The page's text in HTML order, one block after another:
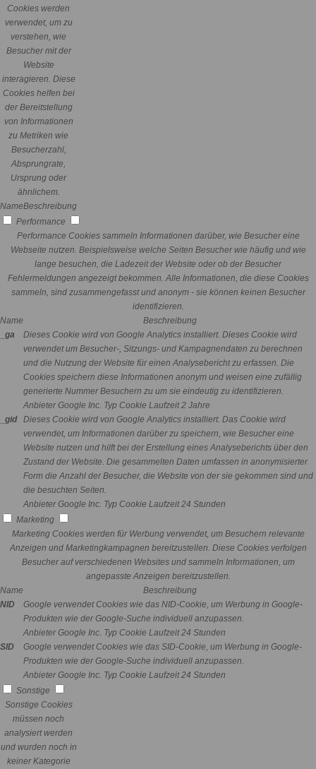
Cookies werden
verwendet, um zu
verstehen, wie
Besucher mit der
Website
interagieren. Diese
Cookies helfen bei
der Bereitstellung
von Informationen
zu Metriken wie
Besucherzahl,
Absprungrate,
Ursprung oder
ähnlichem.
NameBeschreibung
Performance
Performance Cookies sammeln Informationen darüber, wie Besucher eine
Webseite nutzen. Beispielsweise welche Seiten Besucher wie häufig und wie
lange besuchen, die Ladezeit der Website oder ob der Besucher
Fehlermeldungen angezeigt bekommen. Alle Informationen, die diese Cookies
sammeln, sind zusammengefasst und anonym - sie können keinen Besucher
identifizieren.
Name
Beschreibung
_ga
Dieses Cookie wird von Google Analytics installiert. Dieses Cookie wird
verwendet um Besucher-, Sitzungs- und Kampagnendaten zu berechnen
und die Nutzung der Website für einen Analysebericht zu erfassen. Die
Cookies speichern diese Informationen anonym und weisen eine zufällig
generierte Nummer Besuchern zu um sie eindeutig zu identifizieren.
Anbieter Google Inc. Typ Cookie Laufzeit 2 Jahre
_gid
Dieses Cookie wird von Google Analytics installiert. Das Cookie wird
verwendet, um Informationen darüber zu speichern, wie Besucher eine
Website nutzen und hilft bei der Erstellung eines Analyseberichts über den
Zustand der Website. Die gesammelten Daten umfassen in anonymisierter
Form die Anzahl der Besucher, die Website von der sie gekommen sind und
die besuchten Seiten.
Anbieter Google Inc. Typ Cookie Laufzeit 24 Stunden
Marketing
Marketing Cookies werden für Werbung verwendet, um Besuchern relevante
Anzeigen und Marketingkampagnen bereitzustellen. Diese Cookies verfolgen
Besucher auf verschiedenen Websites und sammeln Informationen, um
angepasste Anzeigen bereitzustellen.
Name
Beschreibung
NID
Google verwendet Cookies wie das NID-Cookie, um Werbung in Google-
Produkten wie der Google-Suche individuell anzupassen.
Anbieter Google Inc. Typ Cookie Laufzeit 24 Stunden
SID
Google verwendet Cookies wie das SID-Cookie, um Werbung in Google-
Produkten wie der Google-Suche individuell anzupassen.
Anbieter Google Inc. Typ Cookie Laufzeit 24 Stunden
Sonstige
Sonstige Cookies
müssen noch
analysiert werden
und wurden noch in
keiner Kategorie